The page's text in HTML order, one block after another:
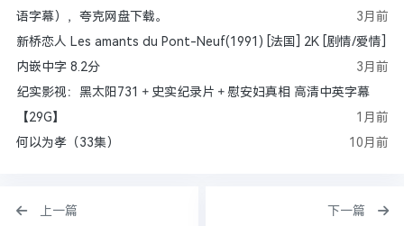
语字幕），夸克网盘下载。
3月前
新桥恋人 Les amants du Pont-Neuf(1991) [法国] 2K [剧情/爱情]
内嵌中字 8.2分
3月前
纪实影视：黑太阳731＋史实纪录片＋慰安妇真相 高清中英字幕
【29G】
1月前
何以为孝（33集）
10月前
上一篇
下一篇